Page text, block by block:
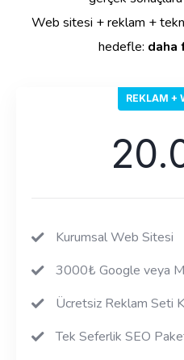
Web sitesi + reklam +
hedefle: daha
REKLAM +
Kurumsal Web Sitesi
3000₺ Google veya
Ücretsiz Reklam Seti
Tek Seferlik SEO